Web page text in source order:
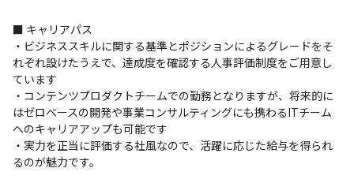
＜その他＞
・企画時点から開発メンバーが会議等に参加
・リモートワークも可能。（配属チームにもよりますが、
週2～3日はテレワークも可能です。）
＜環境＞
・社員の意見を集約するワークフローシステム
「Gluegent Flow」を導入しています
・各部署の業務効率化についての課題や、システムの問題
■ キャリアパス
・ビジネススキルに関する基準とポジションによるグレードをそ
れぞれ設けたうえで、達成度を確認する人事評価制度をご用意し
ています
・コンテンツプロダクトチームでの勤務となりますが、将来的に
はゼロベースの開発や事業コンサルティングにも携わるITチーム
へのキャリアアップも可能です
・実力を正当に評価する社風なので、活躍に応じた給与を得られ
るのが魅力です。